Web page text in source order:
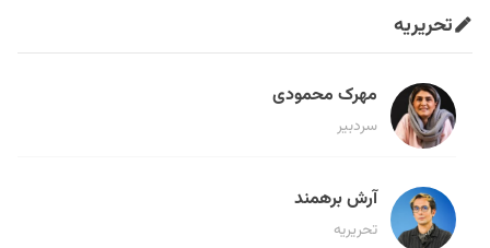
تحریریه
مهرک محمودی
سردبیر
آرش برهمند
تحریریه